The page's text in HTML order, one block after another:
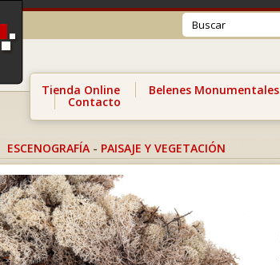
Tienda Online Belenes Monumentales
Contacto
ESCENOGRAFÍA - PAISAJE Y VEGETACIÓN